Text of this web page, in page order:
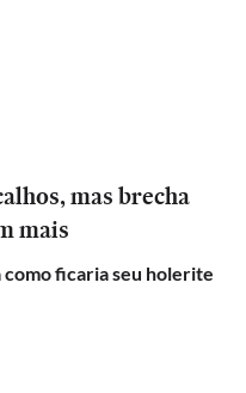
mas brecha
mais
como ficaria seu holerite